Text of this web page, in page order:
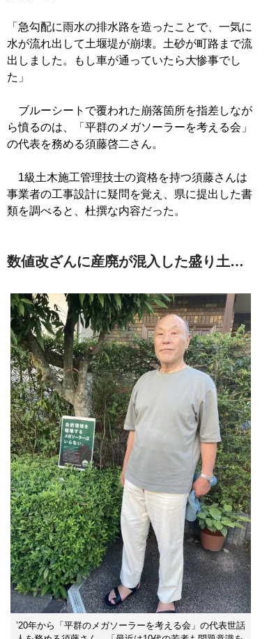
「急勾配に雨水の排水路を造ったことで、一気に
水が流れ出して土堰堤が崩壊。土砂が町路まで流
出しました。もし車が通っていたら大惨事でし
た」
ブルーシートで覆われた崩落箇所を指差しなが
ら憤るのは、「平群のメガソーラーを考える会」
の代表を務める須藤啓二さん。
1級土木施工管理技士の資格を持つ須藤さんは
事業者の工事設計に疑問を覚え、県に提出した書
類を調べると、杜撰な内容だった。
数値改ざんに産廃が混入した盛り土…
’20年から「平群のメガソーラーを考える会」の代表世話